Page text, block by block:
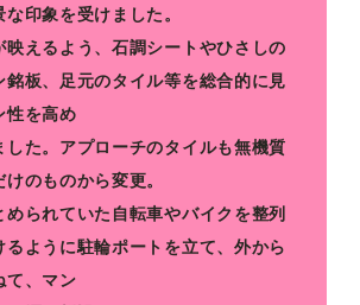
印象を受けました。
映えるよう、石調シートやひさしの
銘板、足元のタイル等を総合的に見
性を高め
した。アプローチのタイルも無機質
のものから変更。
められていた自転車やバイクを整列
るように駐輪ポートを立て、外から
て、マン